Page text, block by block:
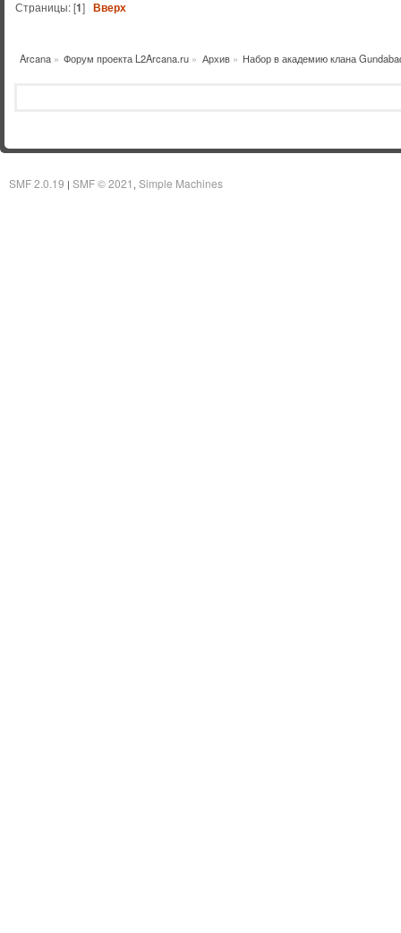
Страницы: [1]Вверх
Arcana» Форум проекта L2Arcana.ru » Архив» Набор в академию клана
SMF 2.0.19 | SMF © 2021 Simple Machines